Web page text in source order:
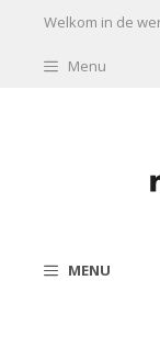
Ga naar de
Welkom in de
Menu
MENU